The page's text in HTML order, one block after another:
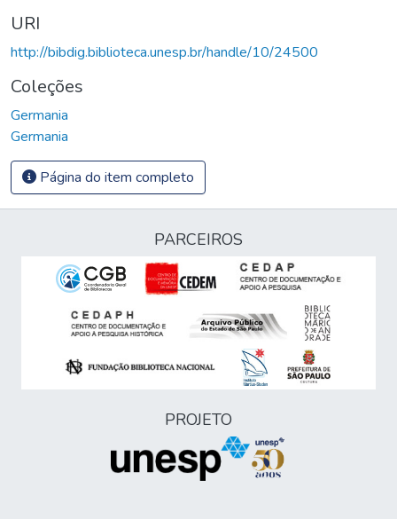
URI
http://bibdig.biblioteca.unesp.br/handle/10/24500
Coleções
Germania
Germania
Página do item completo
PARCEIROS
PROJETO